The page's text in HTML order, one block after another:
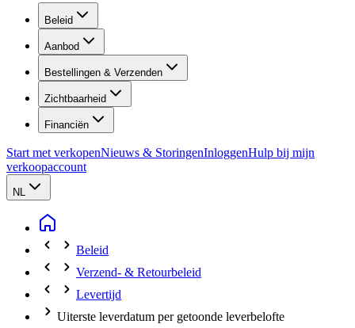
Beleid
Aanbod
Bestellingen & Verzenden
Zichtbaarheid
Financiën
Start met verkopenNieuws & StoringenInloggenHulp bij mijn
verkoopaccount
NL
Beleid
Verzend- & Retourbeleid
Levertijd
Uiterste leverdatum per getoonde leverbelofte